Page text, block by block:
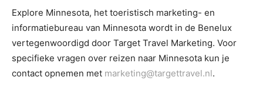
Explore Minnesota, het toeristisch marketing- en
informatiebureau van Minnesota wordt in de Benelux
vertegenwoordigd door Target Travel Marketing. Voor
specifieke vragen over reizen naar Minnesota kun je
contact opnemen met marketing@targettravel.nl.